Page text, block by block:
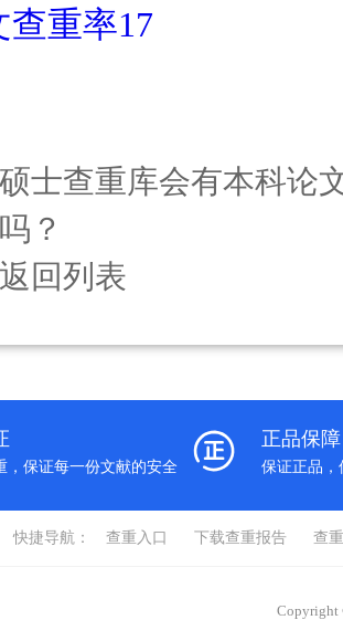
重率17
硕士查重库会有本科论
？
返回列表
，保证每一份文献的安全
正品保障
保证正品，
快捷导航： 查重入口 下载查重报告 查
Copyright